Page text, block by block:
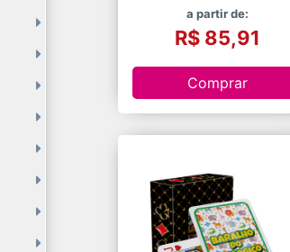
a partir de:
R$ 85,91
Comprar